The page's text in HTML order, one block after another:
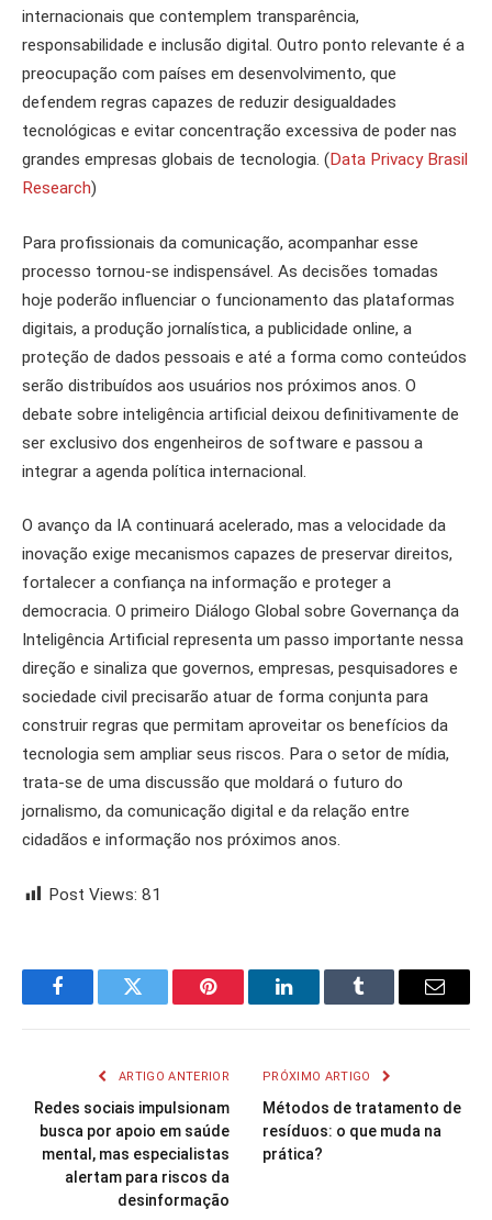
internacionais que contemplem transparência,
responsabilidade e inclusão digital. Outro ponto relevante é a
preocupação com países em desenvolvimento, que
defendem regras capazes de reduzir desigualdades
tecnológicas e evitar concentração excessiva de poder nas
grandes empresas globais de tecnologia. (Data Privacy Brasil
Research)
Para profissionais da comunicação, acompanhar esse
processo tornou-se indispensável. As decisões tomadas
hoje poderão influenciar o funcionamento das plataformas
digitais, a produção jornalística, a publicidade online, a
proteção de dados pessoais e até a forma como conteúdos
serão distribuídos aos usuários nos próximos anos. O
debate sobre inteligência artificial deixou definitivamente de
ser exclusivo dos engenheiros de software e passou a
integrar a agenda política internacional.
O avanço da IA continuará acelerado, mas a velocidade da
inovação exige mecanismos capazes de preservar direitos,
fortalecer a confiança na informação e proteger a
democracia. O primeiro Diálogo Global sobre Governança da
Inteligência Artificial representa um passo importante nessa
direção e sinaliza que governos, empresas, pesquisadores e
sociedade civil precisarão atuar de forma conjunta para
construir regras que permitam aproveitar os benefícios da
tecnologia sem ampliar seus riscos. Para o setor de mídia,
trata-se de uma discussão que moldará o futuro do
jornalismo, da comunicação digital e da relação entre
cidadãos e informação nos próximos anos.
Post Views: 81
FacebookTwitter Pinterest LinkedInTumblr Email
ARTIGO ANTERIOR
Redes sociais impulsionam
busca por apoio em saúde
mental, mas especialistas
alertam para riscos da
desinformação
PRÓXIMO ARTIGO
Métodos de tratamento de
resíduos: o que muda na
prática?